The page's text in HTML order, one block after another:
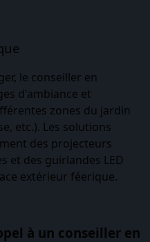
le conseiller en
d'ambiance et
zones du jardin
etc.). Les solutions
des projecteurs
et des guirlandes LED
extérieur féerique.
à un conseiller en